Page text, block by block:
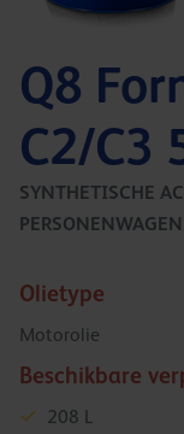
Q8
C2/C3
SYNTHETISCHE
Olietype
Motorolie
Beschikbare
208 L